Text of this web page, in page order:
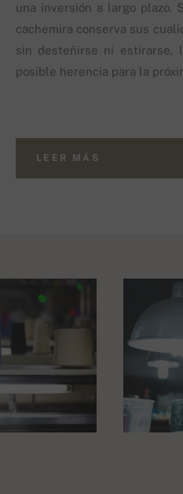
una inversión a largo plazo.
cachemira conserva sus
sin desteñirse ni estirarse,
posible herencia para la
LEER MÁS